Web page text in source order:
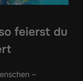
feierst du
–